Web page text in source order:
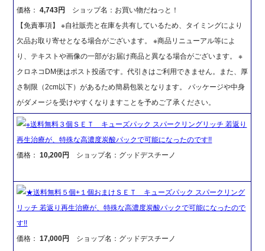
価格：4,743円
ショップ名：お買い物だねっと！
【免責事項】 ※自社販売と在庫を共有しているため、タイミングにより
欠品お取り寄せとなる場合がございます。 ※商品リニューアル等によ
り、テキストや画像の一部がお届け商品と異なる場合がございます。 ※
クロネコDM便はポスト投函です。代引きはご利用できません。また、厚
さ制限（2cm以下）があるため簡易包装となります。 パッケージや中身
がダメージを受けやすくなりますことを予めご了承ください。
※送料無料３個ＳＥＴ キューズパック スパークリングリッチ 若返り
再生治療が、特殊な高濃度炭酸パックで可能になったのです!!
価格：10,200円 ショップ名：グッドデスチーノ
★送料無料５個+１個おまけＳＥＴ キューズパック スパークリング
リッチ 若返り再生治療が、特殊な高濃度炭酸パックで可能になったので
す!!
価格：17,000円 ショップ名：グッドデスチーノ